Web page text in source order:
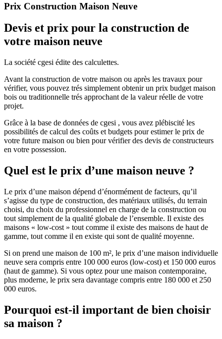
Prix Construction Maison Neuve
Devis et prix pour la construction de
votre maison neuve
La société cgesi édite des calculettes.
Avant la construction de votre maison ou après les travaux pour
vérifier, vous pouvez trés simplement obtenir un prix budget maison
bois ou traditionnelle trés approchant de la valeur réelle de votre
projet.
Grâce à la base de données de cgesi , vous avez plébiscité les
possibilités de calcul des coûts et budgets pour estimer le prix de
votre future maison ou bien pour vérifier des devis de constructeurs
en votre possession.
Quel est le prix d’une maison neuve ?
Le prix d’une maison dépend d’énormément de facteurs, qu’il
s’agisse du type de construction, des matériaux utilisés, du terrain
choisi, du choix du professionnel en charge de la construction ou
tout simplement de la qualité globale de l’ensemble. Il existe des
maisons « low-cost » tout comme il existe des maisons de haut de
gamme, tout comme il en existe qui sont de qualité moyenne.
Si on prend une maison de 100 m², le prix d’une maison individuelle
neuve sera compris entre 100 000 euros (low-cost) et 150 000 euros
(haut de gamme). Si vous optez pour une maison contemporaine,
plus moderne, le prix sera davantage compris entre 180 000 et 250
000 euros.
Pourquoi est-il important de bien choisir
sa maison ?